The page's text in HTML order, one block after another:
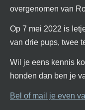
overgenomen van
Op 7 mei 2022 is
van drie pups, twee
Wil je eens kennis
honden dan ben je
Bel of mail je even